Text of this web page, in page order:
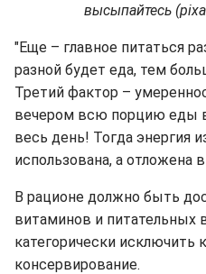
высыпайтесь
"Еще – главное питаться
разной будет еда, тем
Третий фактор –
вечером всю порцию еды
весь день! Тогда энергия
использована, а отложена
В рационе должно быть
витаминов и питательных
категорически исключить
консервирование.